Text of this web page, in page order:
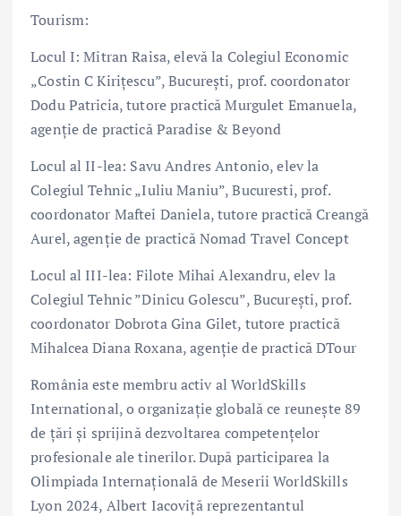
Tourism:
Locul I: Mitran Raisa, elevă la Colegiul Economic
„Costin C Kirițescu”, București, prof. coordonator
Dodu Patricia, tutore practică Murgulet Emanuela,
agenție de practică Paradise & Beyond
Locul al II-lea: Savu Andres Antonio, elev la
Colegiul Tehnic „Iuliu Maniu”, Bucuresti, prof.
coordonator Maftei Daniela, tutore practică Creangă
Aurel, agenție de practică Nomad Travel Concept
Locul al III-lea: Filote Mihai Alexandru, elev la
Colegiul Tehnic ”Dinicu Golescu”, București, prof.
coordonator Dobrota Gina Gilet, tutore practică
Mihalcea Diana Roxana, agenție de practică DTour
România este membru activ al WorldSkills
International, o organizație globală ce reunește 89
de țări și sprijină dezvoltarea competențelor
profesionale ale tinerilor. După participarea la
Olimpiada Internațională de Meserii WorldSkills
Lyon 2024, Albert Iacoviță reprezentantul